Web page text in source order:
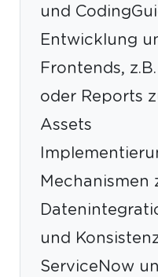
und
Entwicklung
Frontends,
oder Reports
Assets
Mechanismen
und
ServiceNow